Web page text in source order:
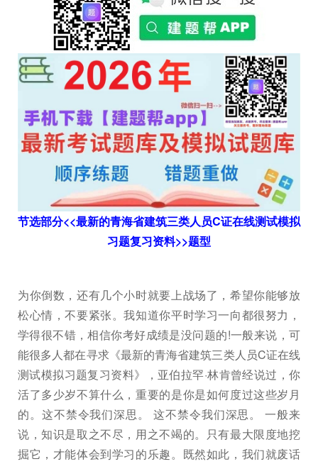
节选部分<<最新的青海省建筑三类人员C证在线测试模拟
习题复习资料>>题型
为你倒数，还有几个小时就要上战场了，希望你能够放
松心情，不要紧张。我知道你平时学习一向都很努力，
学得很不错，相信你考好成绩是没问题的!一般来说，可
能很多人都在寻求《最新的青海省建筑三类人员C证在线
测试模拟习题复习资料》，亚伯拉罕·林肯曾经说过，你
活了多少岁不算什么，重要的是你是如何度过这些岁月
的。这不禁令我们深思。 这不禁令我们深思。 一般来
说，知识是取之不尽，用之不竭的。只有最大限度地挖
掘它，才能体会到学习的乐趣。既然如此，我们就废话